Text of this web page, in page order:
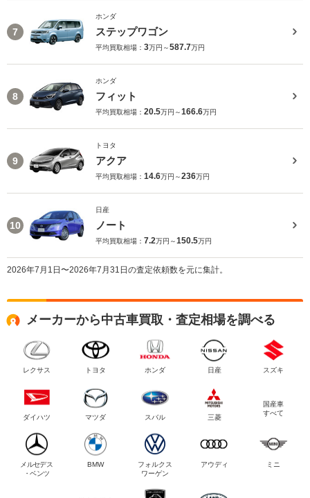
7
ホンダ
ステップワゴン
平均買取相場： 3万円～587.7万円
8
ホンダ
フィット
平均買取相場： 20.5万円～166.6万円
9
トヨタ
アクア
平均買取相場： 14.6万円～236万円
10
日産
ノート
平均買取相場： 7.2万円～150.5万円
2026年7月1日〜2026年7月31日の査定依頼数を元に集計。
メーカーから中古車買取・査定相場を調べる
レクサス トヨタ ホンダ 日産 スズキ
ダイハツ マツダ スバル 三菱
国産車
すべて
メルセデス
・ベンツ
BMW
フォルクス
ワーゲン
アウディ ミニ